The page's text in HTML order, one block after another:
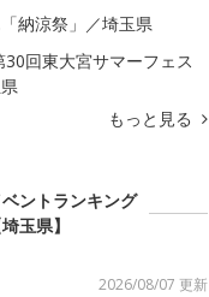
納涼祭」／埼玉県
回東大宮サマーフェス
もっと見る
ントランキング
埼玉県】
2026/08/07 更新